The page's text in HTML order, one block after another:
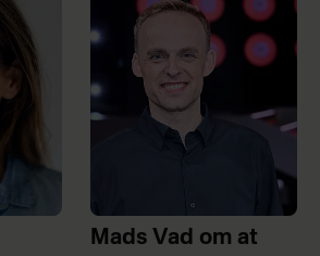
Mads Vad om at